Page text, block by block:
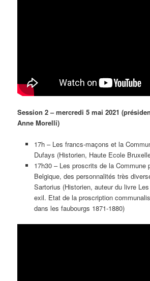
Session 2 – mercredi 5 mai 2021
Anne Morelli)
17h – Les francs-maçons et la
Dufays (Historien, Haute Ecole
17h30 – Les proscrits de la Commune
Belgique, des personnalités très
Sartorius (Historien, auteur du livre
exil. Etat de la proscription
dans les faubourgs 1871-1880)